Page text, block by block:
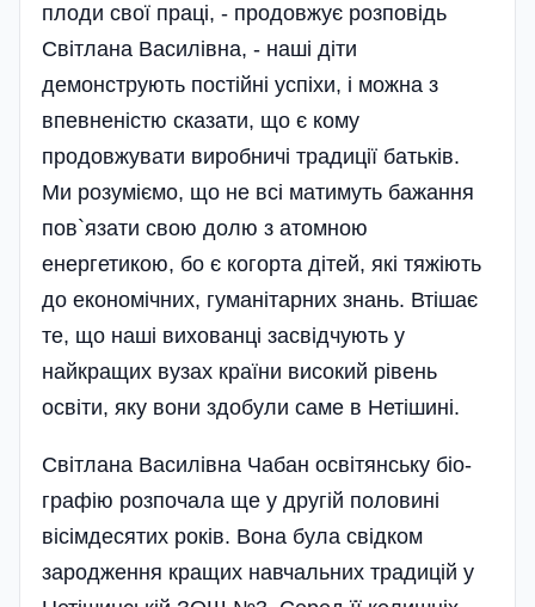
плоди свої праці, - продовжує розповідь
Світлана Василівна, - наші діти
демонструють постійні успіхи, і можна з
впевненістю сказати, що є кому
продовжувати виробничі традиції батьків.
Ми розуміємо, що не всі матимуть бажання
пов`язати свою долю з атомною
енергетикою, бо є когорта дітей, які тяжіють
до економічних, гуманітарних знань. Втішає
те, що наші вихованці засвідчують у
найкращих вузах країни високий рівень
освіти, яку вони здобули саме в Нетішині.
Світлана Василівна Чабан освітянську біо­
графію розпочала ще у другій половині
вісімдесятих років. Вона була свідком
зародження кращих навчальних традицій у